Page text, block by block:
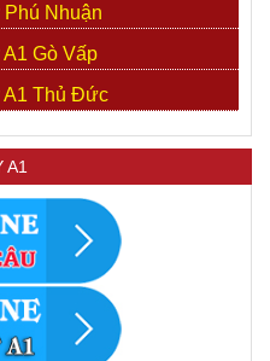
Nhuận
Gò Vấp
A1 Thủ Đức
A1